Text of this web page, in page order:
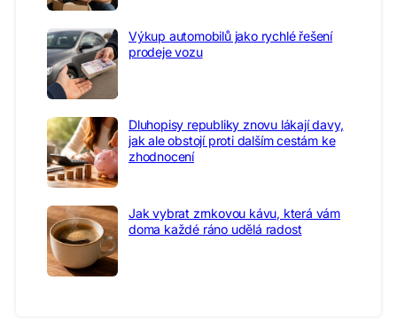
Výkup automobilů jako rychlé řešení
prodeje vozu
Dluhopisy republiky znovu lákají davy,
jak ale obstojí proti dalším cestám ke
zhodnocení
Jak vybrat zrnkovou kávu, která vám
doma každé ráno udělá radost